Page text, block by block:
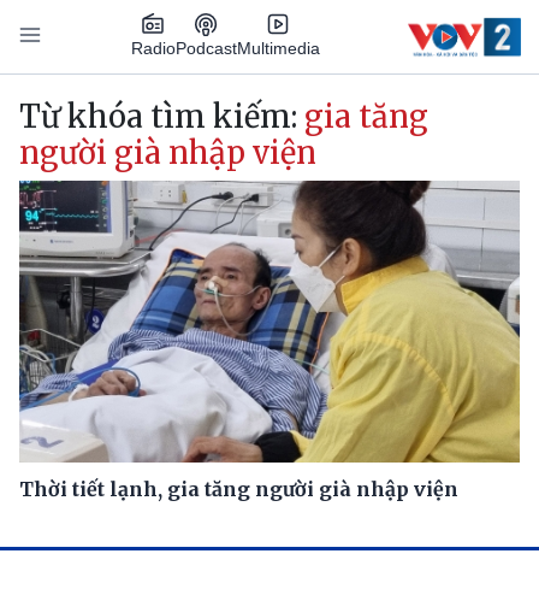
Nhảy đến nội dung
RadioPodcastMultimedia
Main navigation
Từ khóa tìm kiếm: gia tăng
người già nhập viện
Thời tiết lạnh, gia tăng người già nhập viện